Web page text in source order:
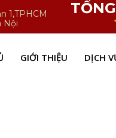
1,TPHCM
Nội
GIỚI THIỆU DỊCH